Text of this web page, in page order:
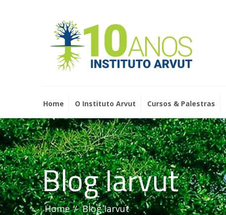
Home O Instituto Arvut Cursos & Palestras
Blog Iarvut
Home Blog Iarvut